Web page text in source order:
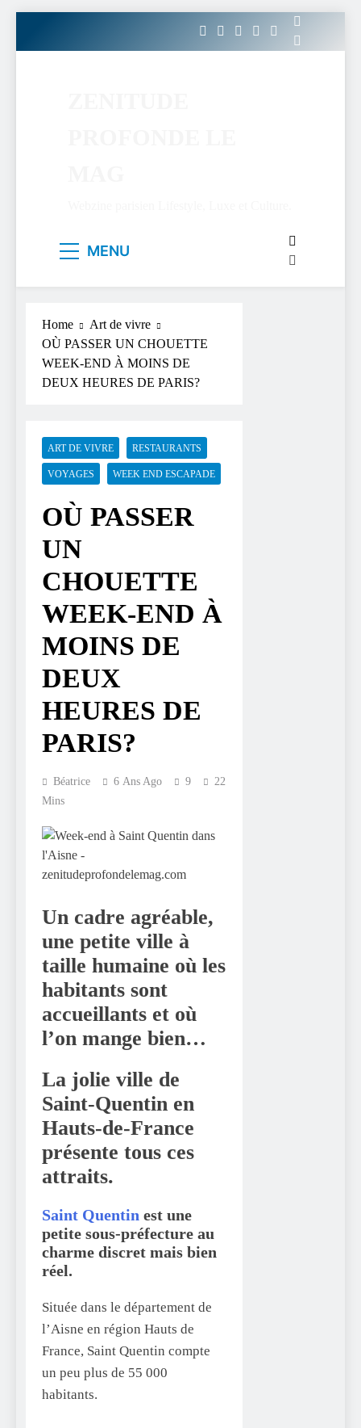
MENU
Home
Art de vivre
OÙ PASSER UN CHOUETTE
WEEK-END À MOINS DE
DEUX HEURES DE PARIS?
ART DE VIVRE RESTAURANTS
VOYAGES WEEK END ESCAPADE
OÙ PASSER
UN
CHOUETTE
WEEK-END À
MOINS DE
DEUX
HEURES DE
PARIS?
Béatrice 6 Ans Ago 9
22
Mins
Un cadre agréable,
une petite ville à
taille humaine où les
habitants sont
accueillants et où
l’on mange bien…
La jolie ville de
Saint-Quentin en
Hauts-de-France
présente tous ces
attraits.
Saint Quentin est une
petite sous-préfecture au
charme discret mais bien
réel.
Située dans le département de
l’Aisne en région Hauts de
France, Saint Quentin compte
un peu plus de 55 000
habitants.